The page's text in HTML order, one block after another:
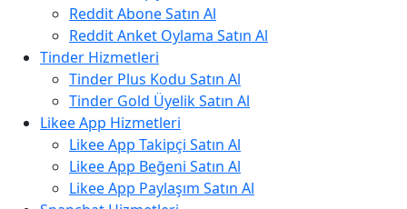
Reddit Abone Satın Al
Reddit Anket Oylama Satın Al
Tinder Hizmetleri
Tinder Plus Kodu Satın Al
Tinder Gold Üyelik Satın Al
Likee App Hizmetleri
Likee App Takipçi Satın Al
Likee App Beğeni Satın Al
Likee App Paylaşım Satın Al